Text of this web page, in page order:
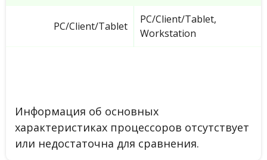
PC/Client/Tablet
PC/Client/Tablet,
Workstation
Информация об основных
характеристиках процессоров отсутствует
или недостаточна для сравнения.